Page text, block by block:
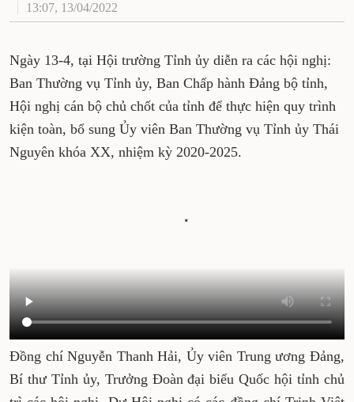
13:07, 13/04/2022
Ngày 13-4, tại Hội trường Tỉnh ủy diễn ra các hội nghị:
Ban Thường vụ Tỉnh ủy, Ban Chấp hành Đảng bộ tỉnh,
Hội nghị cán bộ chủ chốt của tỉnh để thực hiện quy trình
kiện toàn, bổ sung Ủy viên Ban Thường vụ Tỉnh ủy Thái
Nguyên khóa XX, nhiệm kỳ 2020-2025.
Đồng chí Nguyễn Thanh Hải, Ủy viên Trung ương Đảng,
Bí thư Tỉnh ủy, Trưởng Đoàn đại biểu Quốc hội tỉnh chủ